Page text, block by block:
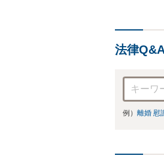
法律
例） 離婚 慰